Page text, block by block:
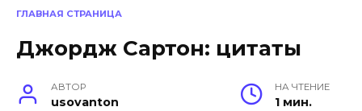
ГЛАВНАЯ СТРАНИЦА
Джордж Сартон: цитаты
АВТОР
usovanton
НА ЧТЕНИЕ
1 мин.